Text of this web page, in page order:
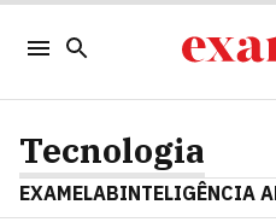
Tecnologia
EXAMELABINTELIGÊNCIA